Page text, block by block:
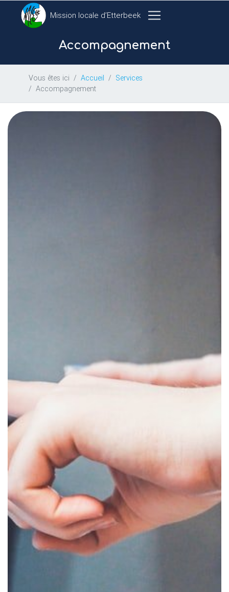
Mission locale d’Etterbeek
Accompagnement
Vous êtes ici Accueil
Services
Accompagnement